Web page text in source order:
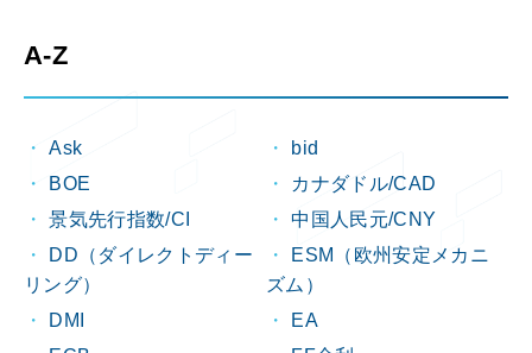
A-Z
Ask
bid
BOE
カナダドル/CAD
景気先行指数/CI
中国人民元/CNY
DD（ダイレクトディー
リング）
ESM（欧州安定メカニ
ズム）
DMI
EA